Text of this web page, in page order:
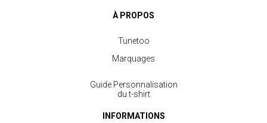
À PROPOS
Tunetoo
Marquages
Guide Personnalisation
du t-shirt
INFORMATIONS